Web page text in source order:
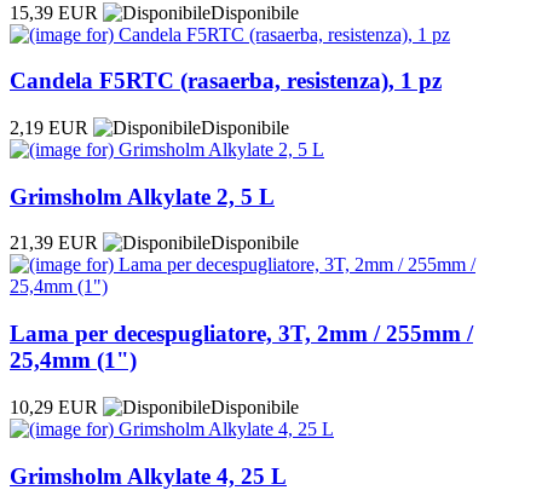
15,39 EUR Disponibile
Candela F5RTC (rasaerba, resistenza), 1 pz
2,19 EUR Disponibile
Grimsholm Alkylate 2, 5 L
21,39 EUR Disponibile
Lama per decespugliatore, 3T, 2mm / 255mm /
25,4mm (1")
10,29 EUR Disponibile
Grimsholm Alkylate 4, 25 L